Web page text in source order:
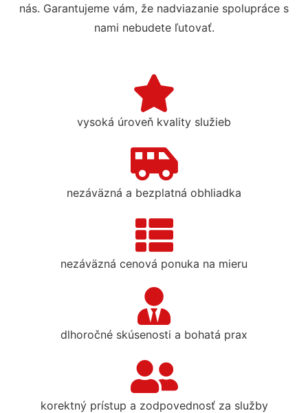
nás. Garantujeme vám, že nadviazanie spolupráce s
nami nebudete ľutovať.
vysoká úroveň kvality služieb
nezáväzná a bezplatná obhliadka
nezáväzná cenová ponuka na mieru
dlhoročné skúsenosti a bohatá prax
korektný prístup a zodpovednosť za služby